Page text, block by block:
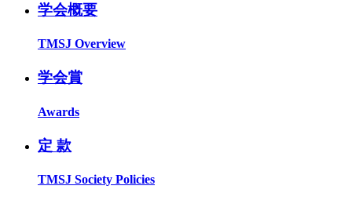
学会概要
TMSJ Overview
学会賞
Awards
定 款
TMSJ Society Policies